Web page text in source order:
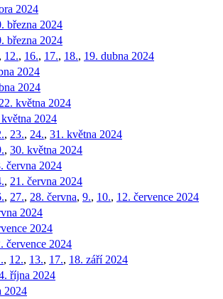
2024
března 2024
března 2024
, 12., 16., 17., 18., 19. dubna 2024
2024
2024
22. května 2024
2024
, 23., 24., 31. května 2024
, 30. května 2024
června 2024
, 21. června 2024
, 27., 28. června, 9., 10., 12. července 2024
2024
2024
července 2024
, 12., 13., 17., 18. září 2024
října 2024
2024